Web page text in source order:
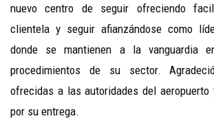
nuevo centro de seguir ofreciendo
clientela y seguir afianzándose como
donde se mantienen a la vanguardia
procedimientos de su sector.
ofrecidas a las autoridades del
por su entrega.